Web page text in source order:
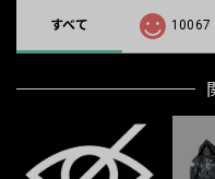
すべて 10067